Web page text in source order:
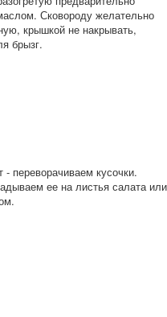
Сковороду желательно
крышкой не накрывать,
брызг.
переворачиваем кусочки.
ее на листья салата или